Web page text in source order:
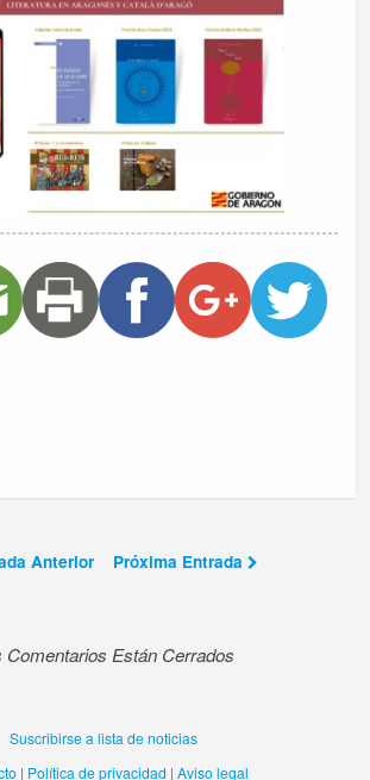
Anterior Próxima Entrada
Comentarios Están Cerrados
Suscribirse a lista de noticias
| Política de privacidad | Aviso legal